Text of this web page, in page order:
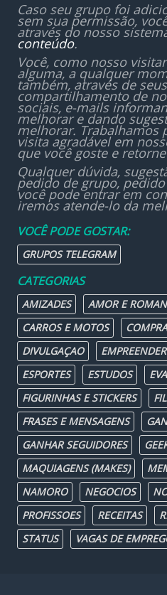
Caso seu grupo foi
sem sua permissão,
através do nosso
conteúdo.
Você, como nosso
alguma, a qualquer
também, através de
compartilhamento de
sociais, e-mails
melhorar e dando
melhorar. Trabalhamos
visita agradável em
que você goste e
Qualquer dúvida,
pedido de grupo,
você pode entrar em
iremos atende-lo da
VOCÊ PODE GOSTAR:
GRUPOS TELEGRAM
CATEGORIAS
AMIZADES AMOR E
CARROS E MOTOS
DIVULGAÇAO
ESPORTES
ESTUDOS
FIGURINHAS E STICKERS
FRASES E MENSAGENS
GANHAR SEGUIDORES
MAQUIAGENS (MAKES)
NAMORO
NEGOCIOS
PROFISSOES
RECEITAS
STATUS
VAGAS DE